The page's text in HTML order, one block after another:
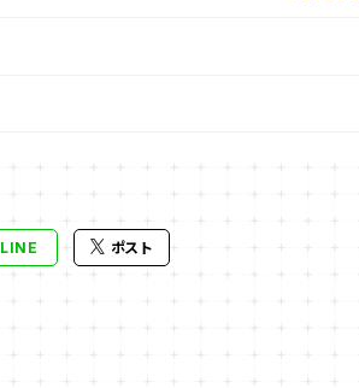
LINE ポスト